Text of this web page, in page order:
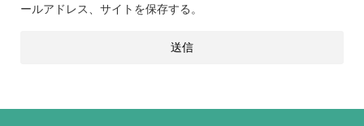
ールアドレス、サイトを保存する。